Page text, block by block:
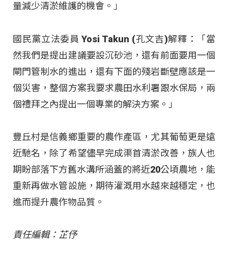
量減少清淤維護的機會。」
國民黨立法委員 Yosi Takun (孔文吉)解釋：「當
然我們是提出建議要設沉砂池，還有前面要用一個
閘門管制水的進出，還有下面的殘岩斷壁應該是一
個災害，整個方案我要求農田水利署跟水保局，兩
個禮拜之內提出一個專業的解決方案。」
豐丘村是信義鄉重要的農作產區，尤其葡萄更是遠
近馳名，除了希望儘早完成渠首清淤改善，族人也
期盼部落下方舊水溝所涵蓋的將近20公頃農地，能
重新再做水管設施，期待灌溉用水越來越穩定，也
進而提升農作物品質。
責任編輯：芷伃